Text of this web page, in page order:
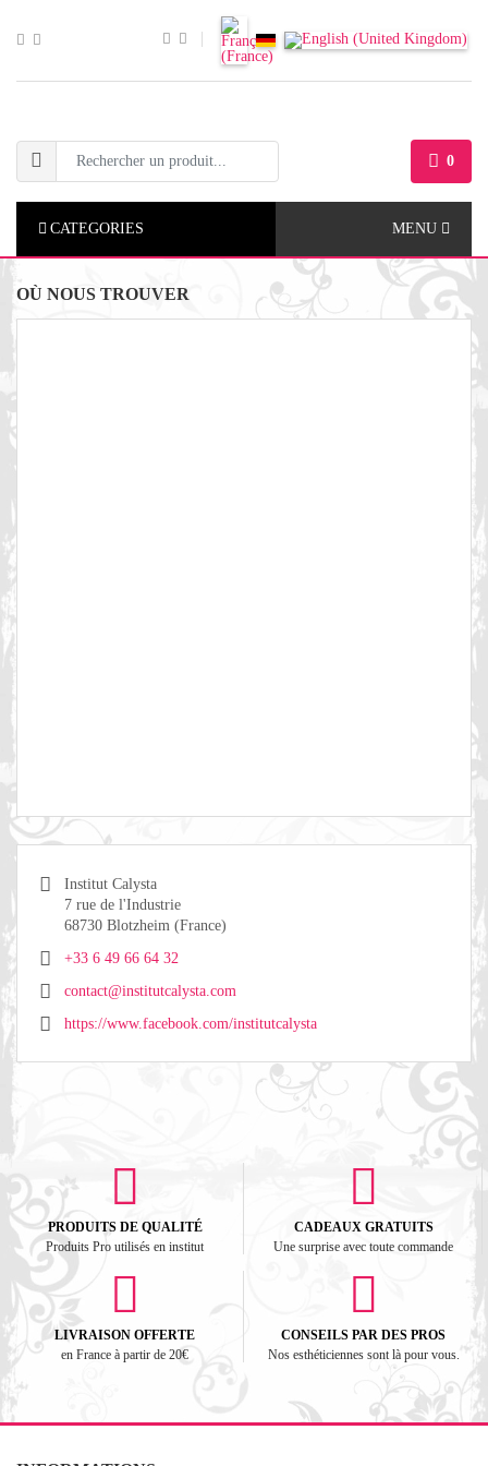
0
CATEGORIES MENU
OÙ NOUS TROUVER
Institut Calysta
7 rue de l'Industrie
68730 Blotzheim (France)
+33 6 49 66 64 32
contact@institutcalysta.com
https://www.facebook.com/institutcalysta
PRODUITS DE QUALITÉ
Produits Pro utilisés en institut
CADEAUX GRATUITS
Une surprise avec toute commande
LIVRAISON OFFERTE
en France à partir de 20€
CONSEILS PAR DES PROS
Nos esthéticiennes sont là pour vous.